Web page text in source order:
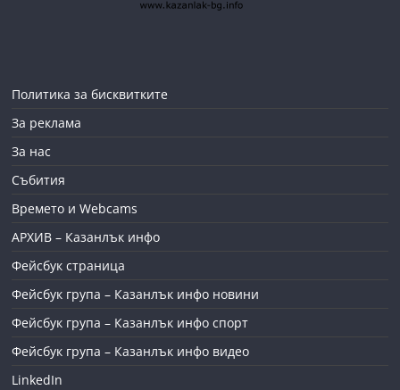
Политика за бисквитките
За реклама
За нас
Събития
Времето и Webcams
АРХИВ – Казанлък инфо
Фейсбук страница
Фейсбук група – Казанлък инфо новини
Фейсбук група – Казанлък инфо спорт
Фейсбук група – Казанлък инфо видео
LinkedIn